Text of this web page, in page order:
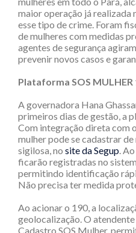
maior operação já realizada
esse tipo de crime. Foram
de mulheres com medidas
agentes de segurança
prevenir novos casos e
Plataforma SOS MULHER
A governadora Hana
primeiros dias de gestão, a
Com integração direta com
mulher pode se cadastrar
sigilosa, no site da Segup.
ficarão registradas no
permitindo identificação
Não precisa ter medida
Ao acionar o 190, a
geolocalização. O
Cadastro SOS Mulher,